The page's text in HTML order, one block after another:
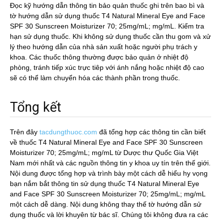
Đọc kỹ hướng dẫn thông tin bảo quản thuốc ghi trên bao bì và
tờ hướng dẫn sử dụng thuốc T4 Natural Mineral Eye and Face
SPF 30 Sunscreen Moisturizer 70; 25mg/mL; mg/mL. Kiểm tra
hạn sử dụng thuốc. Khi không sử dụng thuốc cần thu gom và xử
lý theo hướng dẫn của nhà sản xuất hoặc người phụ trách y
khoa. Các thuốc thông thường được bảo quản ở nhiệt độ
phòng, tránh tiếp xúc trực tiêp với ánh nắng hoặc nhiệt độ cao
sẽ có thể làm chuyển hóa các thành phần trong thuốc.
Tổng kết
Trên đây tacdungthuoc.com đã tổng hợp các thông tin cần biết
về thuốc T4 Natural Mineral Eye and Face SPF 30 Sunscreen
Moisturizer 70; 25mg/mL; mg/mL từ Dược thư Quốc Gia Việt
Nam mới nhất và các nguồn thông tin y khoa uy tín trên thế giới.
Nội dung được tổng hợp và trình bày một cách dễ hiểu hy vọng
bạn nắm bắt thông tin sử dụng thuốc T4 Natural Mineral Eye
and Face SPF 30 Sunscreen Moisturizer 70; 25mg/mL; mg/mL
một cách dễ dàng. Nội dung không thay thế tờ hướng dẫn sử
dụng thuốc và lời khuyên từ bác sĩ. Chúng tôi không đưa ra các